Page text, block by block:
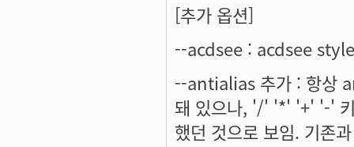
[추가 옵션]
--acdsee : acdsee
--antialias 추가 : 항상
돼 있으나, '/' '*' '+' '-' 키
했던 것으로 보임. 기존